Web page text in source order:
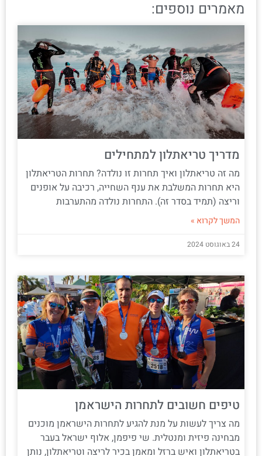
מאמרים נוספים:
מדריך טריאתלון למתחילים
מה זה טריאתלון ואיך תחרות זו נולדה? תחרות הטריאתלון
היא תחרות המשלבת את ענף השחייה, רכיבה על אופנים
וריצה (תמיד בסדר זה). התחרות נולדה מהתערבות
המשך לקרוא »
24 באוגוסט 2024
טיפים חשובים לתחרות הישראמן
מה צריך לעשות על מנת להגיע לתחרות הישראמן מוכנים
מבחינה פיזית ומנטלית. שי פיפמן, אלוף ישראל בעבר
בטריאתלון ואיש ברזל ומאמן בכיר לריצה וטריאתלון, נותן